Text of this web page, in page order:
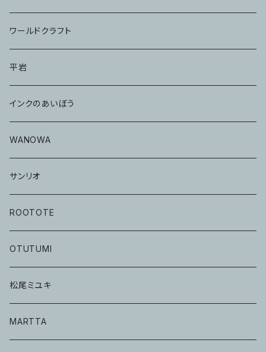
ワールドクラフト
平岩
インクのあいぼう
WANOWA
サンリオ
ROOTOTE
OTUTUMI
松尾ミユキ
MARTTA